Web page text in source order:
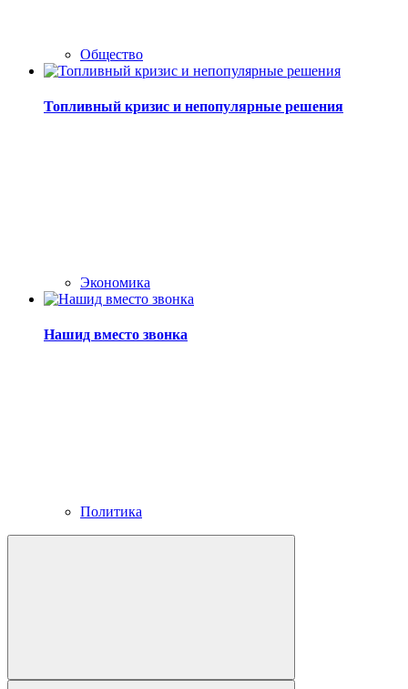
Общество
Топливный кризис и непопулярные решения
Экономика
Нашид вместо звонка
Политика